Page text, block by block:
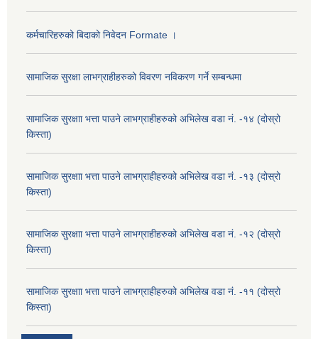
कर्मचारिहरुको बिदाको निवेदन Formate ।
सामाजिक सुरक्षा लाभग्राहीहरुको विवरण नविकरण गर्ने सम्बन्धमा
सामाजिक सुरक्षाा भत्ता पाउने लाभग्राहीहरुको अभिलेख वडा नं. -१४ (दोस्रो
किस्ता)
सामाजिक सुरक्षाा भत्ता पाउने लाभग्राहीहरुको अभिलेख वडा नं. -१३ (दोस्रो
किस्ता)
सामाजिक सुरक्षाा भत्ता पाउने लाभग्राहीहरुको अभिलेख वडा नं. -१२ (दोस्रो
किस्ता)
सामाजिक सुरक्षाा भत्ता पाउने लाभग्राहीहरुको अभिलेख वडा नं. -११ (दोस्रो
किस्ता)